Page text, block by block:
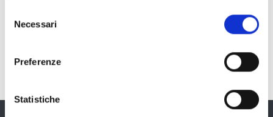
delNecessari
Preferenze
Statistiche